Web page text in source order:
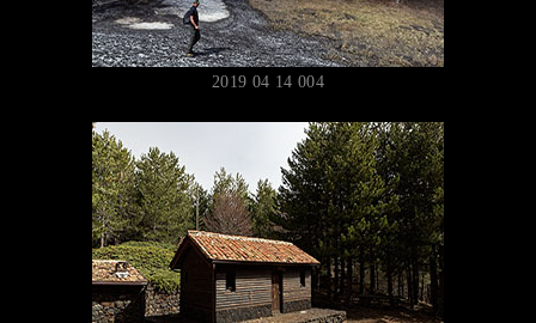
2019 04 14 004